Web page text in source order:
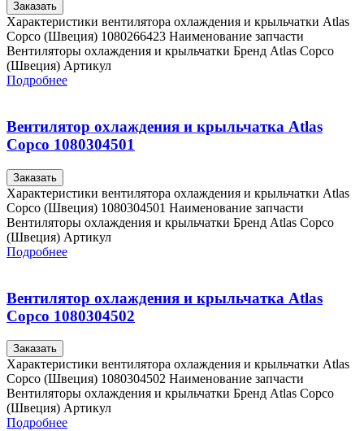
Заказать
Характеристики вентилятора охлаждения и крыльчатки Atlas
Copco (Швеция) 1080266423 Наименование запчасти
Вентиляторы охлаждения и крыльчатки Бренд Atlas Copco
(Швеция) Артикул
Подробнее
Вентилятор охлаждения и крыльчатка Atlas
Copco 1080304501
Заказать
Характеристики вентилятора охлаждения и крыльчатки Atlas
Copco (Швеция) 1080304501 Наименование запчасти
Вентиляторы охлаждения и крыльчатки Бренд Atlas Copco
(Швеция) Артикул
Подробнее
Вентилятор охлаждения и крыльчатка Atlas
Copco 1080304502
Заказать
Характеристики вентилятора охлаждения и крыльчатки Atlas
Copco (Швеция) 1080304502 Наименование запчасти
Вентиляторы охлаждения и крыльчатки Бренд Atlas Copco
(Швеция) Артикул
Подробнее